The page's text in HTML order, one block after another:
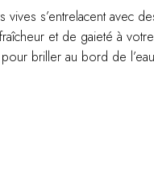
s’entrelacent avec
et de gaieté à
briller au bord de